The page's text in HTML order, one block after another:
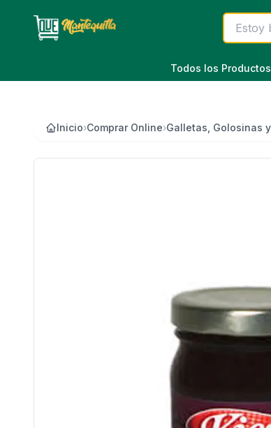
Todos los Productos
Inicio›Comprar Online›